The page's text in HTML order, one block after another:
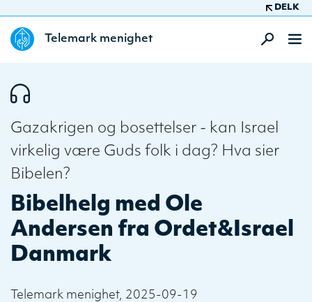
DELK
Telemark menighet
Gazakrigen og bosettelser - kan Israel
virkelig være Guds folk i dag? Hva sier
Bibelen?
Bibelhelg med Ole
Andersen fra Ordet&Israel
Danmark
Telemark menighet, 2025-09-19